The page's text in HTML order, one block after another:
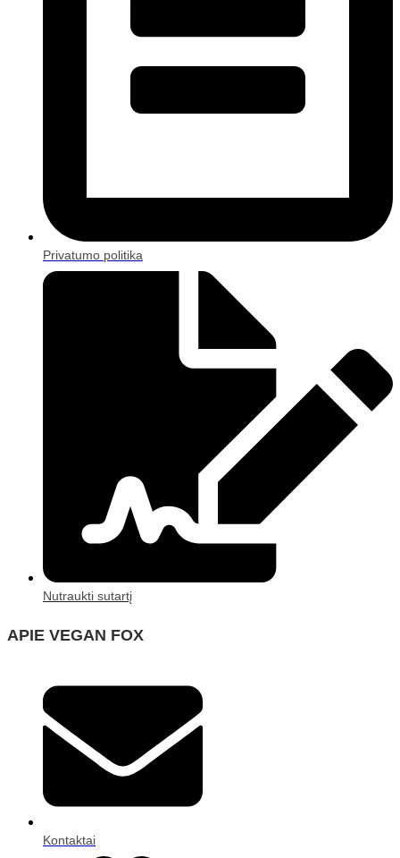
Privatumo politika
Nutraukti sutartį
APIE VEGAN FOX
Kontaktai